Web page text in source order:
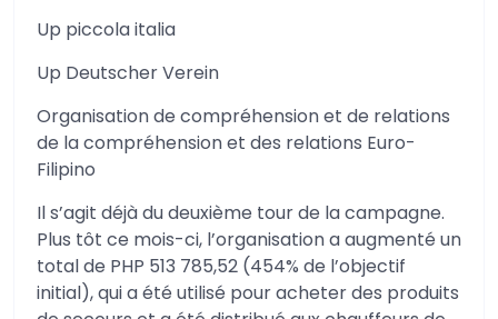
Up piccola italia
Up Deutscher Verein
Organisation de compréhension et de relations
de la compréhension et des relations Euro-
Filipino
Il s’agit déjà du deuxième tour de la campagne.
Plus tôt ce mois-ci, l’organisation a augmenté un
total de PHP 513 785,52 (454% de l’objectif
initial), qui a été utilisé pour acheter des produits